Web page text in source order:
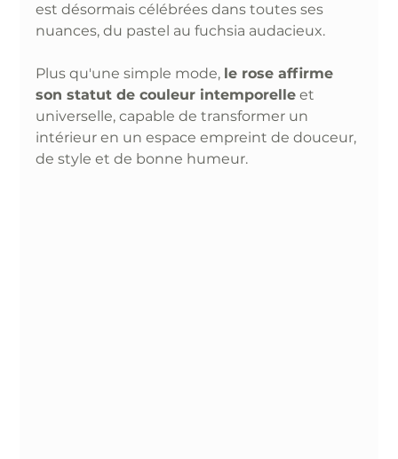
est désormais célébrées dans toutes ses
nuances, du pastel au fuchsia audacieux.
Plus qu'une simple mode, le rose affirme
son statut de couleur intemporelle et
universelle, capable de transformer un
intérieur en un espace empreint de douceur,
de style et de bonne humeur.